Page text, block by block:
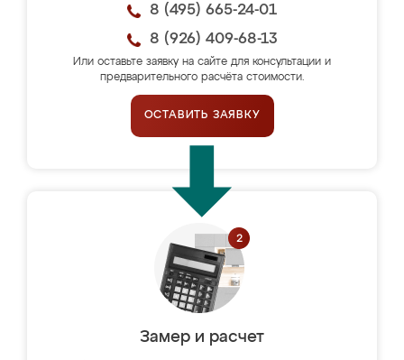
8 (495) 665-24-01
8 (926) 409-68-13
Или оставьте заявку на сайте для консультации и
предварительного расчёта стоимости.
ОСТАВИТЬ ЗАЯВКУ
Замер и расчет